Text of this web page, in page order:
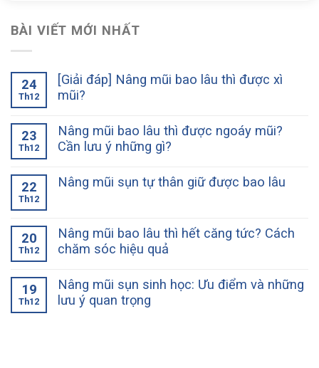
BÀI VIẾT MỚI NHẤT
24
Th12
[Giải đáp] Nâng mũi bao lâu thì được xì
mũi?
23
Th12
Nâng mũi bao lâu thì được ngoáy mũi?
Cần lưu ý những gì?
22
Th12
Nâng mũi sụn tự thân giữ được bao lâu
20
Th12
Nâng mũi bao lâu thì hết căng tức? Cách
chăm sóc hiệu quả
19
Th12
Nâng mũi sụn sinh học: Ưu điểm và những
lưu ý quan trọng